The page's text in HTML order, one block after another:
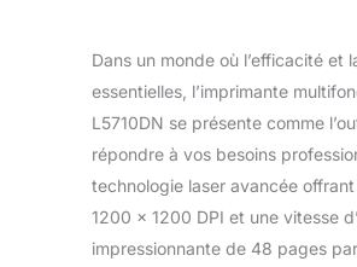
Dans un monde où l’efficacité et
essentielles, l’imprimante
L5710DN se présente comme
répondre à vos besoins
technologie laser avancée
1200 x 1200 DPI et une vitesse
impressionnante de 48 pages